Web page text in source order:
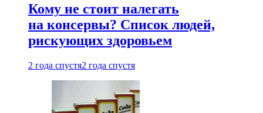
Кому не стоит налегать
на консервы? Список людей,
рискующих здоровьем
2 года спустя2 года спустя